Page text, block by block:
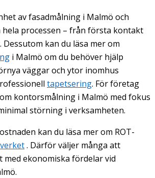
av fasadmålning i Malmö och
processen – från första kontakt
kan du läsa mer om
i Malmö om du behöver hjälp
väggar och ytor inomhus
tapetsering. För företag
kontorsmålning i Malmö med fokus
störning i verksamheten.
kan du läsa mer om ROT-
. Därför väljer många att
med ekonomiska fördelar vid